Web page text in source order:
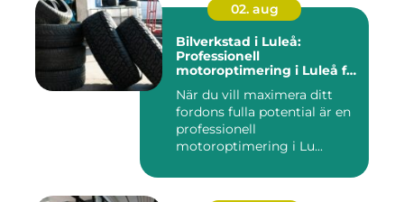
02. aug
Bilverkstad i Luleå:
Professionell
motoroptimering i Luleå för
När du vill maximera ditt
fordons fulla potential är en
professionell
motoroptimering i Lu...